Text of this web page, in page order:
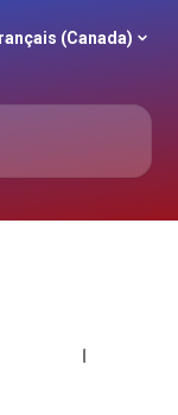
(Canada)